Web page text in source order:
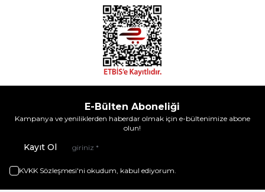
E-Bülten Aboneliği
Kampanya ve yeniliklerden haberdar olmak için e-bültenimize abone
olun!
Kayıt Ol
KVKK Sözleşmesi'ni okudum, kabul ediyorum.